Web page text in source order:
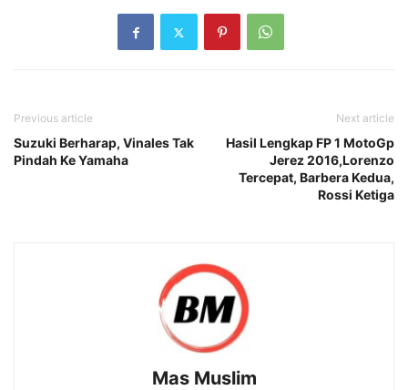
Previous article
Suzuki Berharap, Vinales Tak
Pindah Ke Yamaha
Next article
Hasil Lengkap FP 1 MotoGp
Jerez 2016,Lorenzo
Tercepat, Barbera Kedua,
Rossi Ketiga
Mas Muslim